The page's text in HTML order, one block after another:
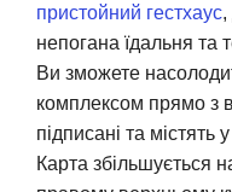
пристойний гестхаус,
непогана їдальня та
Ви зможете
комплексом прямо з
підписані та містять
Карта збільшується